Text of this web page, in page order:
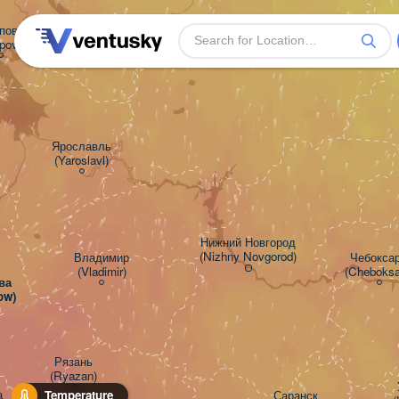
Temperature
Нижний Новгород
(Nizhny Novgorod)
Ярославль
(Yaroslavl)
(Vologda)
Владимир
(Vladimir)
Рязань
(Ryazan)
Саранск